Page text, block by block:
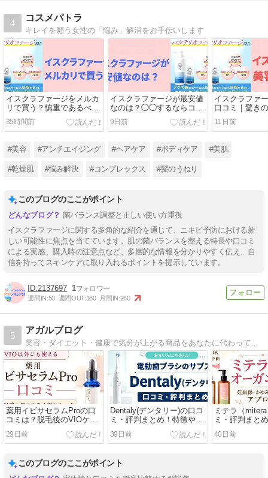
4
コスメパトラ
キレイを願う女性の「悩み」解消をお手伝いします
イスクラファージをメルカ
リで買う？慎重であるべき
3つの理由
35時間前
イスクラファージが最安値
なのは？◯◯するならココ
一択です
9日前
イスクラファ
口コミ｜驚き
のネック
11日前
#美容 #アンチエイジング #ヘアケア #ボディケア #美肌
#乾燥肌 #悩み解決 #コンプレックス #髪のうねり
このブログのここがポイント
菌バランス調整と正しい使い方重視
イスクラファージに関する多角的な紹介を通じて、ニキビ予防における新
しい可能性に焦点を当てています。肌の菌バランスを整える特長や口コミ
による実感、購入時の注意点など、多層的な情報を分かりやすく伝え、自
信を持ってスキンケアに取り入れるポイントを提示しています。
2137697 1
週間IN:50 週間OUT:160 月間IN:260
5
アガルブログ
薬用イビサセラムProの口
コミは？脱毛後のVIOケア
を考える人へ
29日前
Dentaly(デンタリー)の口コ
ミ・評判まとめ！特徴やメ
リット・注意点を紹介
39日前
ミテラ（
ミ・評判まと
すすめする人
40日前
このブログのここがポイント